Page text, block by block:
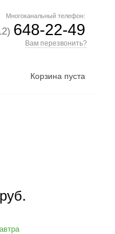
Многоканальный телефон:
648-22-49
Вам перезвонить?
Корзина пуста
руб.